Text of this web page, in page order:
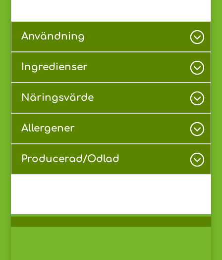
Användning
Ingredienser
Näringsvärde
Allergener
Producerad/Odlad